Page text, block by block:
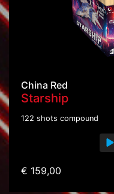
China Red
Starship
122 shots compound
€ 159,00